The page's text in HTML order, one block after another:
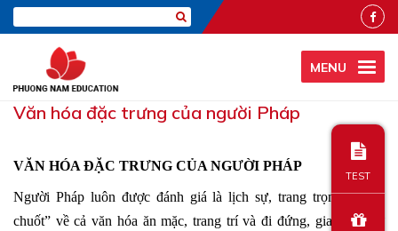
MENU
Văn hóa đặc trưng của người Pháp
VĂN HÓA ĐẶC TRƯNG CỦA NGƯỜI PHÁP
Người Pháp luôn được đánh giá là lịch sự, trang trọng, “chau
chuốt” về cả văn hóa ăn mặc, trang trí và đi đứng, giao tiếp, từ
TEST